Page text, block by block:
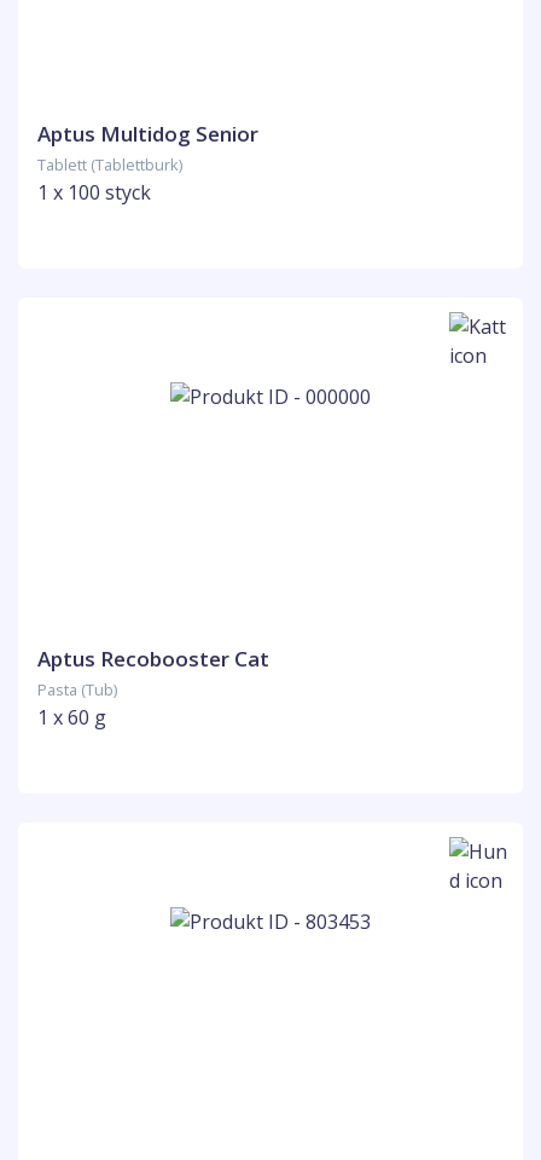
Aptus Multidog Senior
Tablett (Tablettburk)
1 x 100 styck
Aptus Recobooster Cat
Pasta (Tub)
1 x 60 g